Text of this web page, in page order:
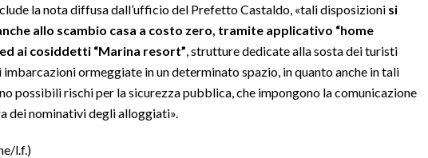
la nota diffusa dall’ufficio del Prefetto Castaldo, «tali disposizioni si
allo scambio casa a costo zero, tramite applicativo “home
ed ai cosiddetti “Marina resort”, strutture dedicate alla sosta dei turisti
imbarcazioni ormeggiate in un determinato spazio, in quanto anche in tali
possibili rischi per la sicurezza pubblica, che impongono la comunicazione
dei nominativi degli alloggiati».
l.f.)